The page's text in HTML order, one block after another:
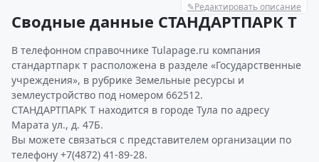
✎Редактировать описание
Сводные данные СТАНДАРТПАРК Т
В телефонном справочнике Tulapage.ru компания
стандартпарк т расположена в разделе «Государственные
учреждения», в рубрике Земельные ресурсы и
землеустройство под номером 662512.
СТАНДАРТПАРК Т находится в городе Тула по адресу
Марата ул., д. 47Б.
Вы можете связаться с представителем организации по
телефону +7(4872) 41-89-28.